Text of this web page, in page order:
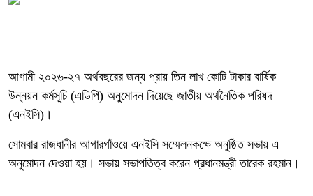
আগামী ২০২৬-২৭ অর্থবছরের জন্য প্রায় তিন লাখ কোটি টাকার বার্ষিক
উন্নয়ন কর্মসূচি (এডিপি) অনুমোদন দিয়েছে জাতীয় অর্থনৈতিক পরিষদ
(এনইসি)।
সোমবার রাজধানীর আগারগাঁওয়ে এনইসি সম্মেলনকক্ষে অনুষ্ঠিত সভায় এ
অনুমোদন দেওয়া হয়। সভায় সভাপতিত্ব করেন প্রধানমন্ত্রী তারেক রহমান।